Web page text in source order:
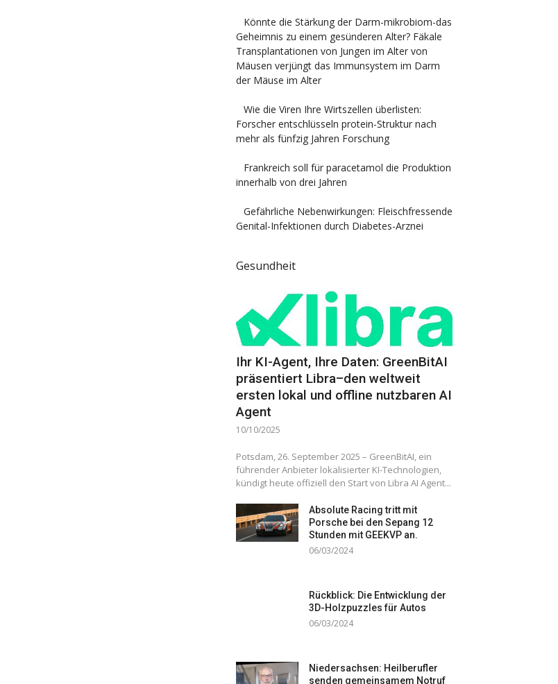
Könnte die Stärkung der Darm-mikrobiom-das
Geheimnis zu einem gesünderen Alter? Fäkale
Transplantationen von Jungen im Alter von
Mäusen verjüngt das Immunsystem im Darm
der Mäuse im Alter
Wie die Viren Ihre Wirtszellen überlisten:
Forscher entschlüsseln protein-Struktur nach
mehr als fünfzig Jahren Forschung
Frankreich soll für paracetamol die Produktion
innerhalb von drei Jahren
Gefährliche Nebenwirkungen: Fleischfressende
Genital-Infektionen durch Diabetes-Arznei
Gesundheit
Ihr KI-Agent, Ihre Daten: GreenBitAI
präsentiert Libra–den weltweit
ersten lokal und offline nutzbaren AI
Agent
10/10/2025
Potsdam, 26. September 2025 – GreenBitAI, ein
führender Anbieter lokalisierter KI-Technologien,
kündigt heute offiziell den Start von Libra AI Agent...
Absolute Racing tritt mit
Porsche bei den Sepang 12
Stunden mit GEEKVP an.
06/03/2024
Rückblick: Die Entwicklung der
3D-Holzpuzzles für Autos
06/03/2024
Niedersachsen: Heilberufler
senden gemeinsamem Notruf